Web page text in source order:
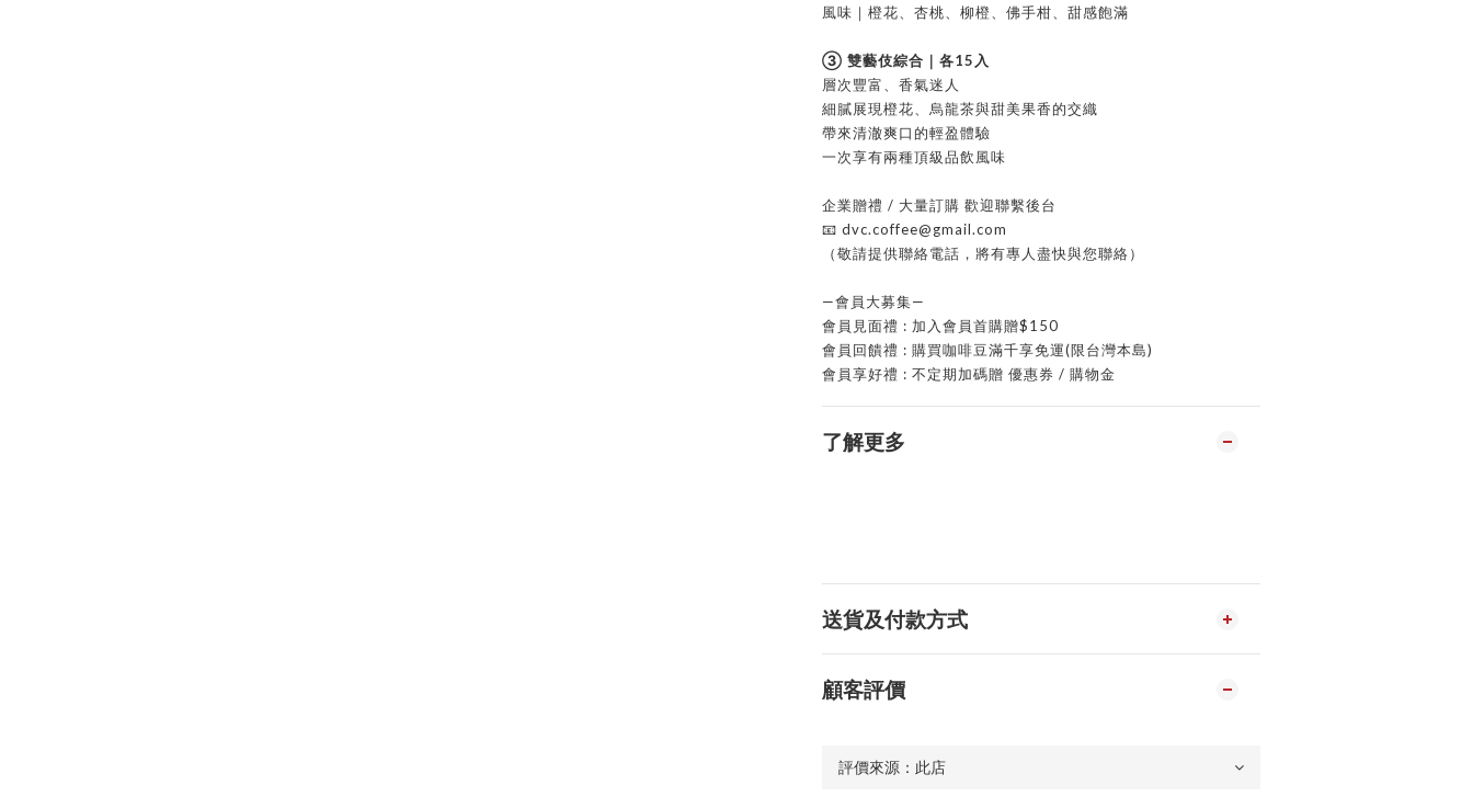
風味｜橙花、杏桃、柳橙、佛手柑、甜感飽滿
➂ 雙藝伎綜合｜各15入
層次豐富、香氣迷人
細膩展現橙花、烏龍茶與甜美果香的交織
帶來清澈爽口的輕盈體驗
一次享有兩種頂級品飲風味
企業贈禮 / 大量訂購 歡迎聯繫後台
📧 dvc.coffee@gmail.com
（敬請提供聯絡電話，將有專人盡快與您聯絡）
—會員大募集—
會員見面禮 : 加入會員首購贈$150
會員回饋禮 : 購買咖啡豆滿千享免運(限台灣本島)
會員享好禮 : 不定期加碼贈 優惠券 / 購物金
了解更多
送貨及付款方式
顧客評價